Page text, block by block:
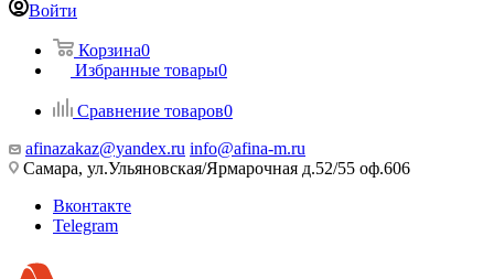
Войти
Корзина0
Избранные товары0
Сравнение товаров0
afinazakaz@yandex.ru info@afina-m.ru
Самара, ул.Ульяновская/Ярмарочная д.52/55 оф.606
Вконтакте
Telegram